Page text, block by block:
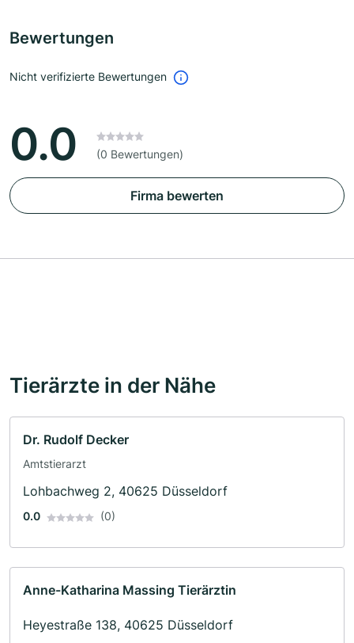
Bewertungen
Nicht verifizierte Bewertungen
0.0 (0 Bewertungen)
Firma bewerten
Tierärzte in der Nähe
Dr. Rudolf Decker
Amtstierarzt
Lohbachweg 2, 40625 Düsseldorf
0.0 (0)
Anne-Katharina Massing Tierärztin
Heyestraße 138, 40625 Düsseldorf